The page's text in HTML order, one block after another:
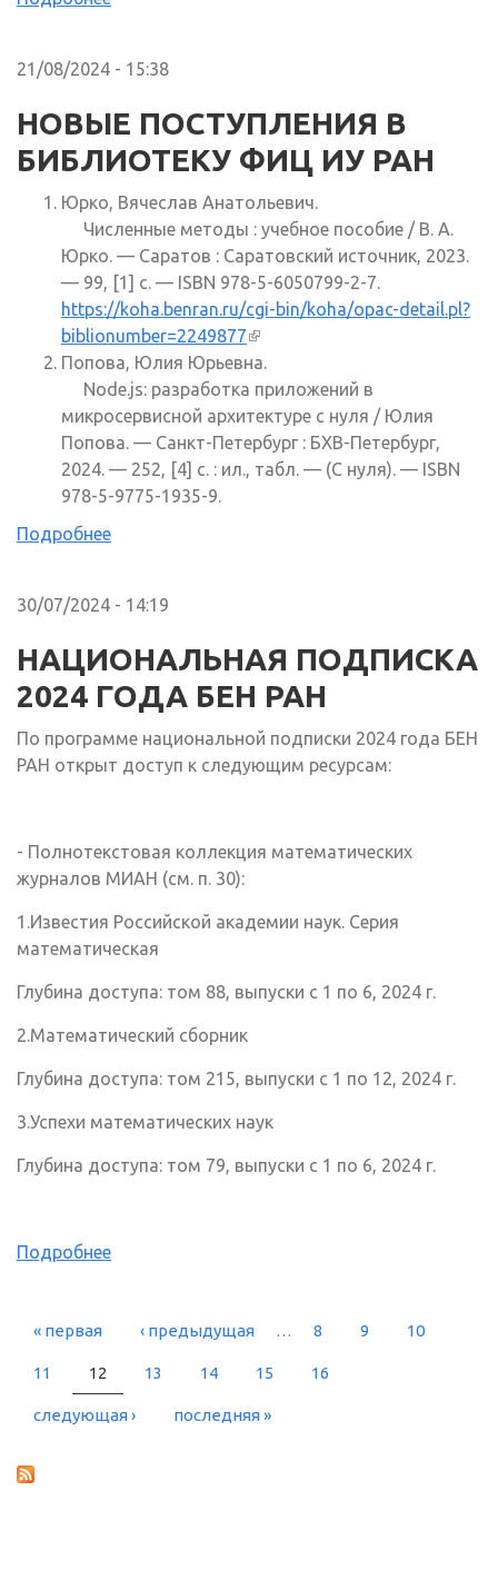
21/08/2024 - 15:38
НОВЫЕ ПОСТУПЛЕНИЯ В
БИБЛИОТЕКУ ФИЦ ИУ РАН
Юрко, Вячеслав Анатольевич.
Численные методы : учебное пособие / В. А.
Юрко. — Саратов : Саратовский источник, 2023.
— 99, [1] с. — ISBN 978-5-6050799-2-7.
https://koha.benran.ru/cgi-bin/koha/opac-detail.pl?
biblionumber=2249877(внешняя ссылка)
Попова, Юлия Юрьевна.
Node.js: разработка приложений в
микросервисной архитектуре с нуля / Юлия
Попова. — Санкт-Петербург : БХВ-Петербург,
2024. — 252, [4] с. : ил., табл. — (С нуля). — ISBN
978-5-9775-1935-9.
Подробнее
30/07/2024 - 14:19
НАЦИОНАЛЬНАЯ ПОДПИСКА
2024 ГОДА БЕН РАН
По программе национальной подписки 2024 года БЕН
РАН открыт доступ к следующим ресурсам:
- Полнотекстовая коллекция математических
журналов МИАН (см. п. 30):
1.Известия Российской академии наук. Серия
математическая
Глубина доступа: том 88, выпуски с 1 по 6, 2024 г.
2.Математический сборник
Глубина доступа: том 215, выпуски с 1 по 12, 2024 г.
3.Успехи математических наук
Глубина доступа: том 79, выпуски с 1 по 6, 2024 г.
Подробнее
СТРАНИЦЫ
« первая ‹ предыдущая … 8 9 10
11 12 13 14 15 16
следующая › последняя »